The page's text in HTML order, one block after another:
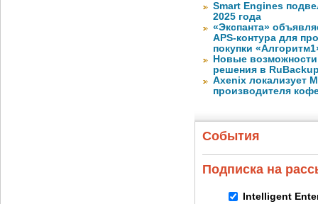
Smart Engines
2025 года
«Экспанта»
APS-контура для
покупки
Новые
решения в
Axenix локализует
производителя
События
Подписка на
Intelligent